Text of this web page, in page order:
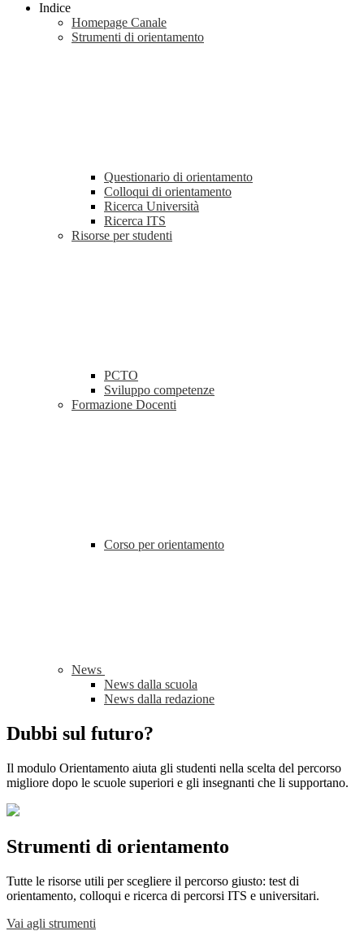
Indice
Homepage Canale
Strumenti di orientamento
Questionario di orientamento
Colloqui di orientamento
Ricerca Università
Ricerca ITS
Risorse per studenti
PCTO
Sviluppo competenze
Formazione Docenti
Corso per orientamento
News
News dalla scuola
News dalla redazione
Dubbi sul futuro?
Il modulo Orientamento aiuta gli studenti nella scelta del percorso
migliore dopo le scuole superiori e gli insegnanti che li supportano.
Strumenti di orientamento
Tutte le risorse utili per scegliere il percorso giusto: test di
orientamento, colloqui e ricerca di percorsi ITS e universitari.
Vai agli strumenti